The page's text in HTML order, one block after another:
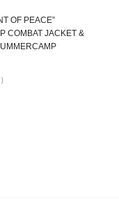
OF PEACE”
COMBAT JACKET &